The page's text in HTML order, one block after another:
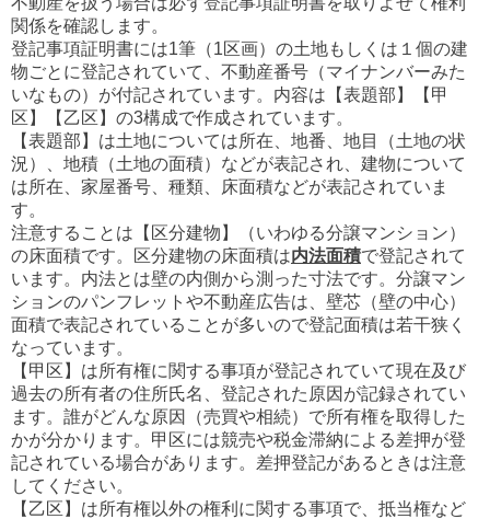
関係を確認します。
登記事項証明書には1筆（1区画）の土地もしくは１個の建
物ごとに登記されていて、不動産番号（マイナンバーみた
いなもの）が付記されています。内容は【表題部】【甲
区】【乙区】の3構成で作成されています。
【表題部】は土地については所在、地番、地目（土地の状
況）、地積（土地の面積）などが表記され、建物について
は所在、家屋番号、種類、床面積などが表記されていま
す。
注意することは【区分建物】（いわゆる分譲マンション）
の床面積です。区分建物の床面積は内法面積で登記されて
います。内法とは壁の内側から測った寸法です。分譲マン
ションのパンフレットや不動産広告は、壁芯（壁の中心）
面積で表記されていることが多いので登記面積は若干狭く
なっています。
【甲区】は所有権に関する事項が登記されていて現在及び
過去の所有者の住所氏名、登記された原因が記録されてい
ます。誰がどんな原因（売買や相続）で所有権を取得した
かが分かります。甲区には競売や税金滞納による差押が登
記されている場合があります。差押登記があるときは注意
してください。
【乙区】は所有権以外の権利に関する事項で、抵当権など